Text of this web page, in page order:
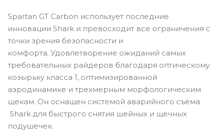
Spartan GT Carbon использует последние
инновации Shark и превосходит все ограничения с
точки зрения безопасности и
комфорта. Удовлетворение ожиданий самых
требовательных райдеров благодаря оптическому
козырьку класса 1, оптимизированной
аэродинамике и трехмерным морфологическим
щекам. Он оснащен системой аварийного съёма
Shark для быстрого снятия шейных и щечных
подушечек.